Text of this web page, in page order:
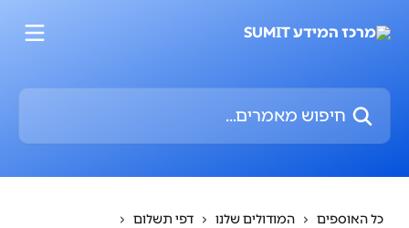
חיפוש מאמרים...
כל האוספים המודולים שלנו
דפי תשלום